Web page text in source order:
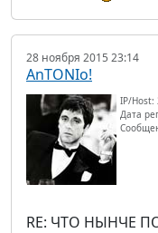
28 ноября 2015 23:14
AnTONIo!
IP/Host:
Дата
RE: ЧТО НЫНЧЕ